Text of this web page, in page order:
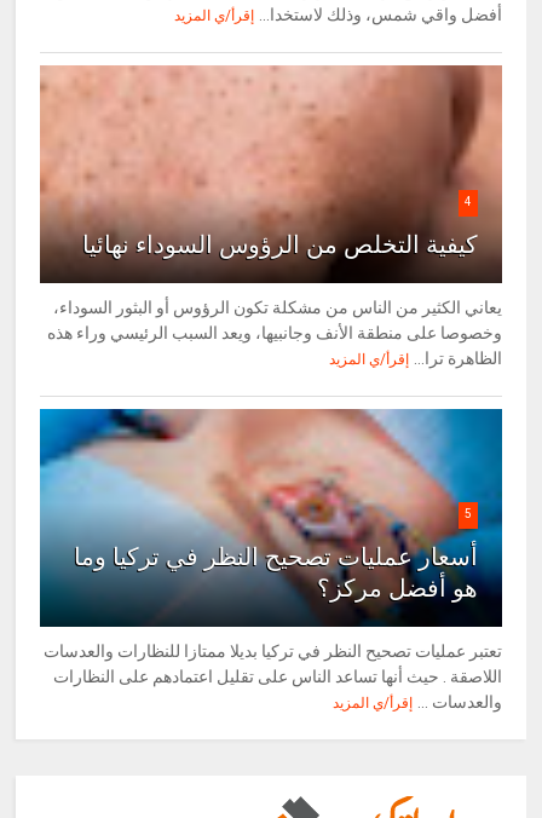
أفضل واقي شمس، وذلك لاستخدا...
إقرأ/ي المزيد
4
كيفية التخلص من الرؤوس السوداء نهائيا
يعاني الكثير من الناس من مشكلة تكون الرؤوس أو البثور السوداء،
وخصوصا على منطقة الأنف وجانبيها، ويعد السبب الرئيسي وراء هذه
الظاهرة ترا...
إقرأ/ي المزيد
5
أسعار عمليات تصحيح النظر في تركيا وما
هو أفضل مركز؟
تعتبر عمليات تصحيح النظر في تركيا بديلا ممتازا للنظارات والعدسات
اللاصقة . حيث أنها تساعد الناس على تقليل اعتمادهم على النظارات
والعدسات ...
إقرأ/ي المزيد